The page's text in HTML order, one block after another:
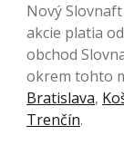
Nový
akcie platia
obchod
okrem tohto
Bratislava,
Trenčín.